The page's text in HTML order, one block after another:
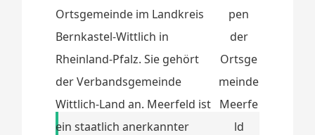
Ortsgemeinde im Landkreis
Bernkastel-Wittlich in
Rheinland-Pfalz. Sie gehört
der Verbandsgemeinde
Wittlich-Land an. Meerfeld ist
ein staatlich anerkannter